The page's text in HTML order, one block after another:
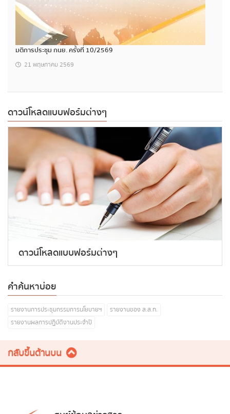
มติการประชุม กนย. ครั้งที่ 10/2569
21 พฤษภาคม 2569
ดาวน์โหลดแบบฟอร์มต่างๆ
ดาวน์โหลดแบบฟอร์มต่างๆ
คำค้นหาบ่อย
รายงานการประชุมกรรมการนโยบายฯ
รายงานของ ส.ส.ท.
รายงานผลการปฏิบัติงานประจำปี
กลับขึ้นด้านบน